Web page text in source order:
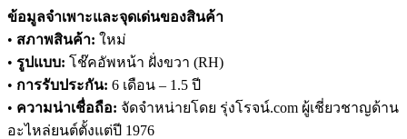
ข้อมูลจำเพาะและจุดเด่นของสินค้า
• สภาพสินค้า: ใหม่
• รูปแบบ: โช๊คอัพหน้า ฝั่งขวา (RH)
• การรับประกัน: 6 เดือน – 1.5 ปี
• ความน่าเชื่อถือ: จัดจำหน่ายโดย รุ่งโรจน์.com ผู้เชี่ยวชาญด้าน
อะไหล่ยนต์ตั้งแต่ปี 1976